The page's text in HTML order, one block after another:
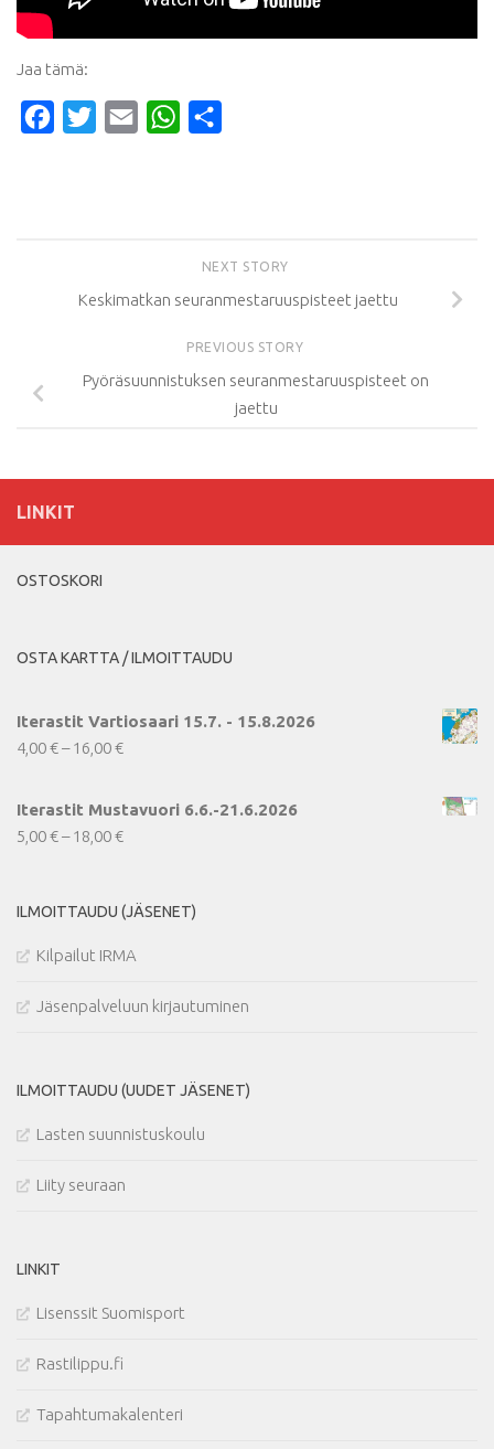
Jaa tämä:
FacebookTwitterEmail WhatsApp
NEXT STORY
Keskimatkan seuranmestaruuspisteet jaettu
PREVIOUS STORY
Pyöräsuunnistuksen seuranmestaruuspisteet on
jaettu
LINKIT
OSTOSKORI
OSTA KARTTA / ILMOITTAUDU
Iterastit Vartiosaari 15.7. - 15.8.2026
4,00€– 16,00€Hintaluokka:
Iterastit Mustavuori 6.6.-21.6.2026
5,00€– 18,00€Hintaluokka:
18,00 €
ILMOITTAUDU (JÄSENET)
Kilpailut IRMA
Jäsenpalveluun kirjautuminen
ILMOITTAUDU (UUDET JÄSENET)
Lasten suunnistuskoulu
Liity seuraan
LINKIT
Lisenssit Suomisport
Rastilippu.fi
Tapahtumakalenteri